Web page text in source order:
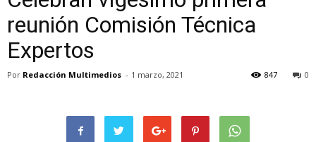
reunión Comisión Técnica
Expertos
Por Redacción Multimedios - 1 marzo, 2021 0
847